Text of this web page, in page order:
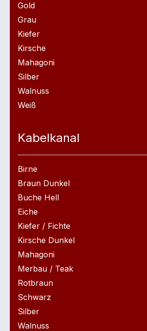
Gold
Grau
Kiefer
Kirsche
Mahagoni
Silber
Walnuss
Weiß
Kabelkanal
Birne
Braun Dunkel
Buche Hell
Eiche
Kiefer / Fichte
Kirsche Dunkel
Mahagoni
Merbau / Teak
Rotbraun
Schwarz
Silber
Walnuss